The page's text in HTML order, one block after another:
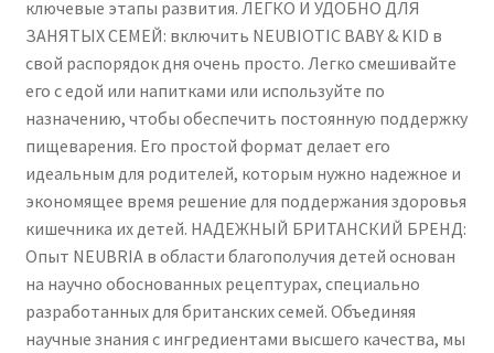
ключевые этапы развития. ЛЕГКО И УДОБНО ДЛЯ
ЗАНЯТЫХ СЕМЕЙ: включить NEUBIOTIC BABY & KID в
свой распорядок дня очень просто. Легко смешивайте
его с едой или напитками или используйте по
назначению, чтобы обеспечить постоянную поддержку
пищеварения. Его простой формат делает его
идеальным для родителей, которым нужно надежное и
экономящее время решение для поддержания здоровья
кишечника их детей. НАДЕЖНЫЙ БРИТАНСКИЙ БРЕНД:
Опыт NEUBRIA в области благополучия детей основан
на научно обоснованных рецептурах, специально
разработанных для британских семей. Объединяя
научные знания с ингредиентами высшего качества, мы